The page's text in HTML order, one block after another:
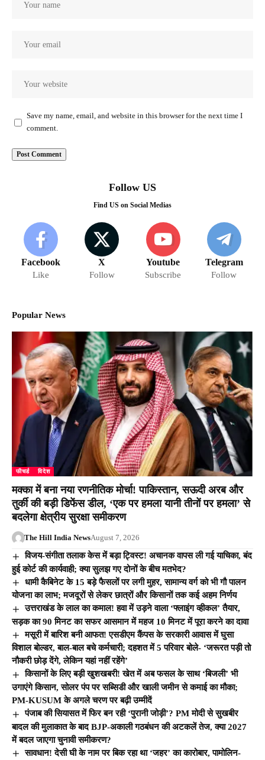
Save my name, email, and website in this browser for the next time I
comment.
Follow US
Find US on Social Medias
Facebook
Like
X
Follow
Youtube
Subscribe
Telegram
Follow
Popular News
फीचर्ड विदेश
मक्का में बना नया रणनीतिक मोर्चा! पाकिस्तान, सऊदी अरब और
तुर्की की बड़ी डिफेंस डील, ‘एक पर हमला यानी तीनों पर हमला’ से
बदलेगा क्षेत्रीय सुरक्षा समीकरण
The Hill India NewsAugust 7, 2026
विजय-संगीता तलाक केस में बड़ा ट्विस्ट! अचानक वापस ली गई याचिका, बंद
हुई कोर्ट की कार्यवाही; क्या सुलझ गए दोनों के बीच मतभेद?
धामी कैबिनेट के 15 बड़े फैसलों पर लगी मुहर, सामान्य वर्ग को भी गौ पालन
योजना का लाभ; मजदूरों से लेकर छात्रों और किसानों तक कई अहम निर्णय
उत्तराखंड के लाल का कमाल! हवा में उड़ने वाला ‘फ्लाइंग व्हीकल’ तैयार,
सड़क का 90 मिनट का सफर आसमान में महज 10 मिनट में पूरा करने का दावा
मसूरी में बारिश बनी आफत! एसडीएम कैंपस के सरकारी आवास में घुसा
विशाल बोल्डर, बाल-बाल बचे कर्मचारी; दहशत में 5 परिवार बोले- ‘जरूरत पड़ी तो
नौकरी छोड़ देंगे, लेकिन यहां नहीं रहेंगे’
किसानों के लिए बड़ी खुशखबरी! खेत में अब फसल के साथ ‘बिजली’ भी
उगाएंगे किसान, सोलर पंप पर सब्सिडी और खाली जमीन से कमाई का मौका;
PM-KUSUM के अगले चरण पर बढ़ी उम्मीदें
पंजाब की सियासत में फिर बन रही ‘पुरानी जोड़ी’? PM मोदी से सुखबीर
बादल की मुलाकात के बाद BJP-अकाली गठबंधन की अटकलें तेज, क्या 2027
में बदल जाएगा चुनावी समीकरण?
सावधान! देसी घी के नाम पर बिक रहा था ‘जहर’ का कारोबार, पामोलिन-